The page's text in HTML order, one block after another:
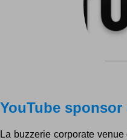
YouTube sponsor
La buzzerie corporate